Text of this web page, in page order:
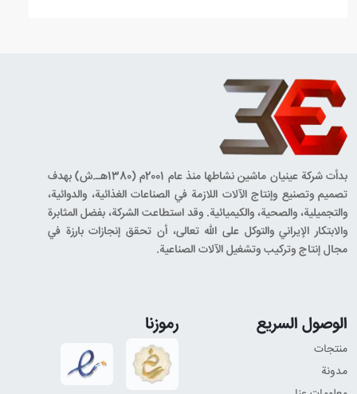
بدأت شركة عينيان ماشين نشاطها منذ عام 2001م (1380هـ.ش) بهدف
تصميم وتصنيع وإنتاج الآلات اللازمة في الصناعات الغذائية، والدوائية،
والتجميلية، والصحية، والكيميائية. وقد استطاعت الشركة، بفضل المثابرة
والابتكار الإيراني والتوكل على الله تعالى، أن تحقق إنجازات بارزة في
مجال إنتاج وتركيب وتشغيل الآلات الصناعية.
الوصول السريع
منتجات
مدونة
رموزنا